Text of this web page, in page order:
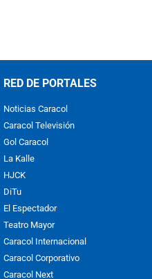
RED DE PORTALES
Noticias Caracol
Caracol Televisión
Gol Caracol
La Kalle
HJCK
DiTu
El Espectador
Teatro Mayor
Caracol Internacional
Caracol Corporativo
Caracol Next